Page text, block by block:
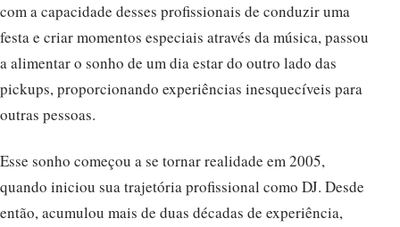
com a capacidade desses profissionais de conduzir uma
festa e criar momentos especiais através da música, passou
a alimentar o sonho de um dia estar do outro lado das
pickups, proporcionando experiências inesquecíveis para
outras pessoas.
Esse sonho começou a se tornar realidade em 2005,
quando iniciou sua trajetória profissional como DJ. Desde
então, acumulou mais de duas décadas de experiência,